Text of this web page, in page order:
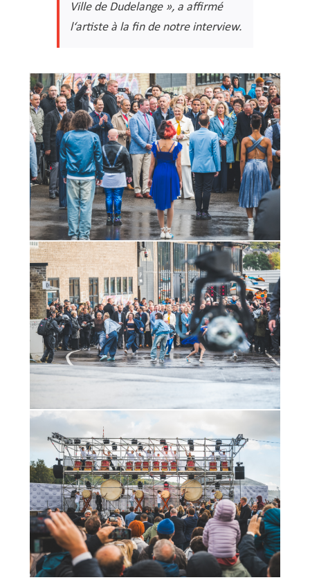
Ville de Dudelange », a affirmé
l‘artiste à la fin de notre interview.